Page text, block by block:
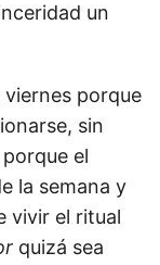
un
porque
sin
el
la semana y
vivir el ritual
quizá sea